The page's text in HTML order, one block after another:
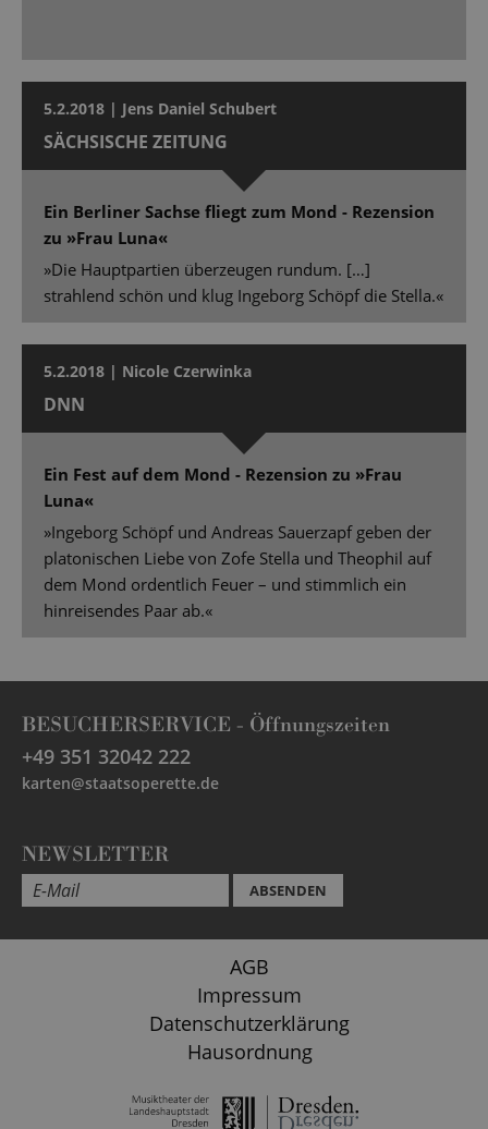
5.2.2018 | Jens Daniel Schubert
SÄCHSISCHE ZEITUNG
Ein Berliner Sachse fliegt zum Mond - Rezension
zu »Frau Luna«
»Die Hauptpartien überzeugen rundum. […]
strahlend schön und klug Ingeborg Schöpf die Stella.«
5.2.2018 | Nicole Czerwinka
DNN
Ein Fest auf dem Mond - Rezension zu »Frau
Luna«
»Ingeborg Schöpf und Andreas Sauerzapf geben der
platonischen Liebe von Zofe Stella und Theophil auf
dem Mond ordentlich Feuer – und stimmlich ein
hinreisendes Paar ab.«
BESUCHERSERVICE - Öffnungszeiten
+49 351 32042 222
karten@staatsoperette.de
NEWSLETTER
ABSENDEN
AGB
Impressum
Datenschutzerklärung
Hausordnung